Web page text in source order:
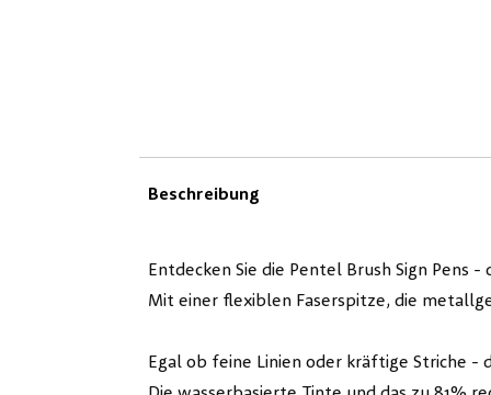
Beschreibung
Entdecken Sie die Pentel Brush Sign
Mit einer flexiblen Faserspitze, die
Egal ob feine Linien oder kräftige Striche -